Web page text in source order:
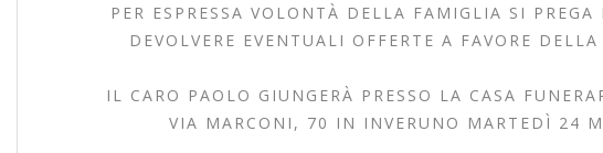
PER ESPRESSA VOLONTÀ DELLA FAMIGLIA SI
DEVOLVERE EVENTUALI OFFERTE A FAVORE
IL CARO PAOLO GIUNGERÀ PRESSO LA CASA
VIA MARCONI, 70 IN INVERUNO MARTEDÌ 24